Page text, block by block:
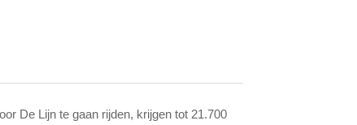
De Lijn te gaan rijden, krijgen tot 21.700